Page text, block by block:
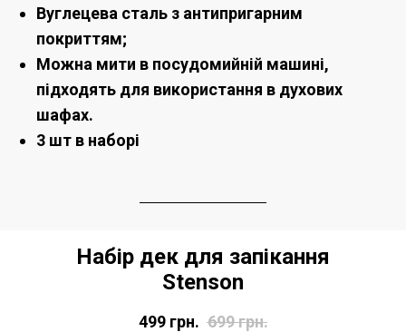
Вуглецева сталь з антипригарним
покриттям;
Можна мити в посудомийній машині,
підходять для використання в духових
шафах.
3 шт в наборі
Набір дек для запікання
Stenson
499 грн. 699грн.